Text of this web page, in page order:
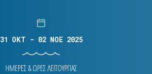
31 OKT - 02 NOE 2025
ΗΜΕΡΕΣ & ΩΡΕΣ ΛΕΙΤΟΥΡΓΙΑΣ